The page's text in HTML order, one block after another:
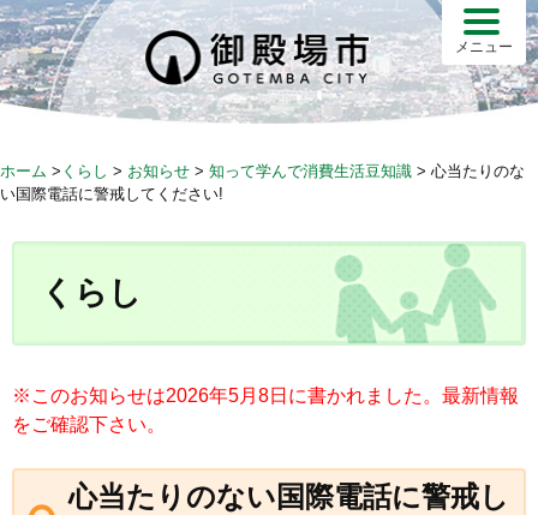
S
k
i
p
c
メニュー
ホーム > くらし > お知らせ > 知って学んで消費生活豆知識 > 心当たりのな
い国際電話に警戒してください!
くらし
※このお知らせは2026年5月8日に書かれました。最新情報
をご確認下さい。
心当たりのない国際電話に警戒し